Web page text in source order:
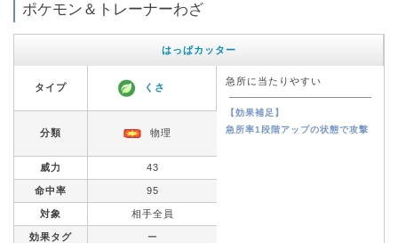
ポケモン＆トレーナーわざ
はっぱカッター
タイプ くさ
急所に当たりやすい
【効果補足】
急所率1段階アップの状態で攻撃
分類 物理
威力 43
命中率 95
対象 相手全員
効果タグ ー